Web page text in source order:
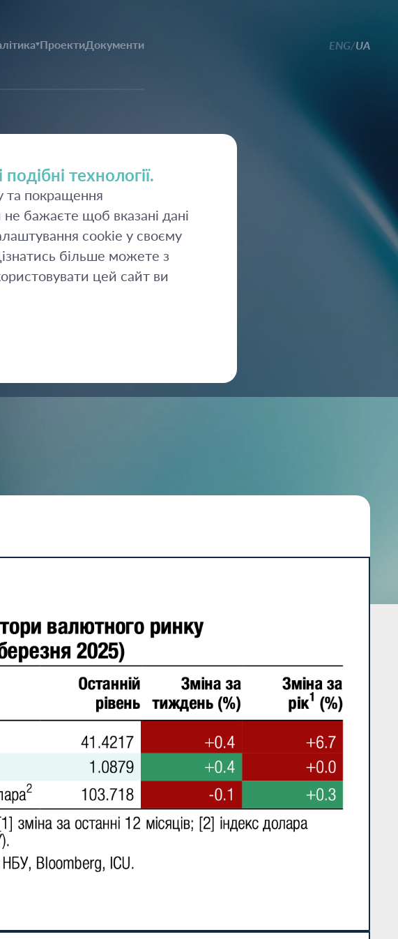
ПроектиДокументи ENG/UA
технології.
та покращення
бажаєте щоб вказані дані
cookie у своєму
більше можете з
цей сайт ви